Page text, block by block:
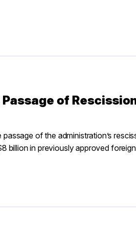
of
of the administration’s
billion in previously approved